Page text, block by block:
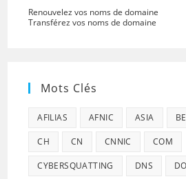
Renouvelez vos noms de domaine
Transférez vos noms de domaine
Mots Clés
AFILIAS AFNIC ASIA BE
CH CN CNNIC COM
CYBERSQUATTING DNS